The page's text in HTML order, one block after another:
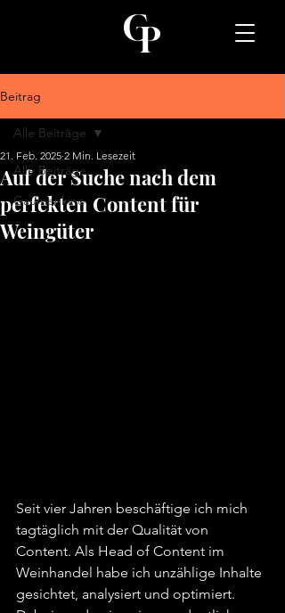
Beitrag
Alle Beiträge
Gaumenkino
Alle Beiträge
Auf der Suche nach dem
perfekten Content für
Weingüter
21. Feb. 2025 2 Min. Lesezeit
Seit vier Jahren beschäftige ich mich
tagtäglich mit der Qualität von
Content. Als Head of Content im
Weinhandel habe ich unzählige Inhalte
gesichtet, analysiert und optimiert.